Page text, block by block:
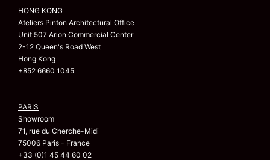
HONG KONG
Ateliers Pinton Architectural Office
Unit 507 Arion Commercial Center
2-12 Queen's Road West
Hong Kong
+852 6660 1045
PARIS
Showroom
71, rue du Cherche-Midi
75006 Paris - France
+33 (0)1 45 44 60 02